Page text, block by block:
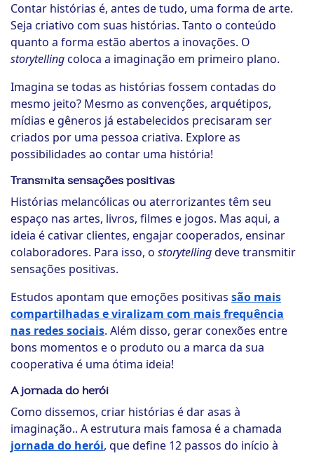
Contar histórias é, antes de tudo, uma forma de arte.
Seja criativo com suas histórias. Tanto o conteúdo
quanto a forma estão abertos a inovações. O
storytellingcoloca a imaginação em primeiro plano.
Imagina se todas as histórias fossem contadas do
mesmo jeito? Mesmo as convenções, arquétipos,
mídias e gêneros já estabelecidos precisaram ser
criados por uma pessoa criativa. Explore as
possibilidades ao contar uma história!
Transmita sensações positivas
Histórias melancólicas ou aterrorizantes têm seu
espaço nas artes, livros, filmes e jogos. Mas aqui, a
ideia é cativar clientes, engajar cooperados, ensinar
colaboradores. Para isso, o storytellingdeve transmitir
sensações positivas.
Estudos apontam que emoções positivas são mais
compartilhadas e viralizam com mais frequência
nas redes sociais. Além disso, gerar conexões entre
bons momentos e o produto ou a marca da sua
cooperativa é uma ótima ideia!
A jornada do herói
Como dissemos, criar histórias é dar asas à
imaginação.. A estrutura mais famosa é a chamada
jornada do herói, que define 12 passos do início à